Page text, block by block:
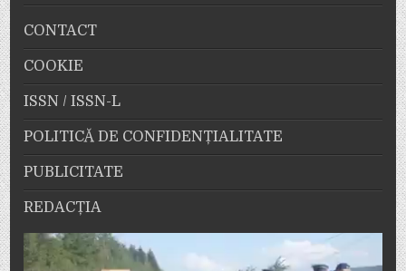
CONTACT
COOKIE
ISSN / ISSN-L
POLITICĂ DE CONFIDENȚIALITATE
PUBLICITATE
REDACȚIA